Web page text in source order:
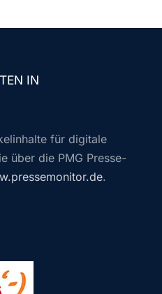
IN
für digitale
über die PMG Presse-
.